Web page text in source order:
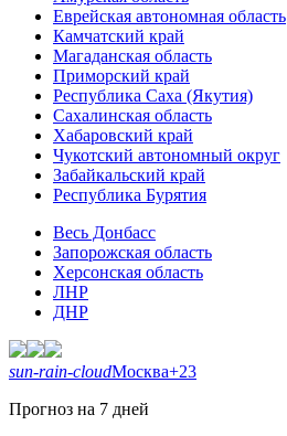
Еврейская автономная область
Камчатский край
Магаданская область
Приморский край
Республика Саха (Якутия)
Сахалинская область
Хабаровский край
Чукотский автономный округ
Забайкальский край
Республика Бурятия
Весь Донбасс
Запорожская область
Херсонская область
ЛНР
ДНР
sun-rain-cloudМосква+23
Прогноз на 7 дней